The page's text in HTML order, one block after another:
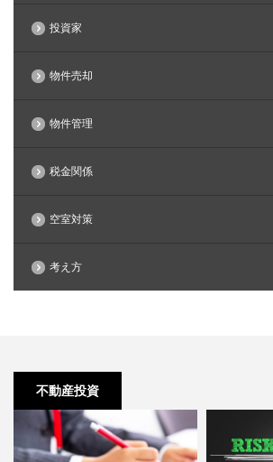
投資家
物件売却
物件管理
税金関係
空室対策
考え方
不動産投資